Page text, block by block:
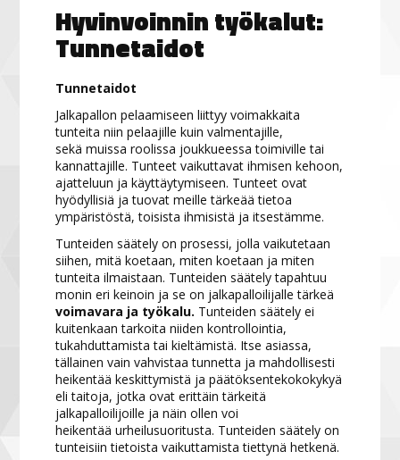
Hyvinvoinnin työkalut:
Tunnetaidot
Tunnetaidot
Jalkapallon pelaamiseen liittyy voimakkaita
tunteita niin pelaajille kuin valmentajille,
sekä muissa roolissa joukkueessa toimiville tai
kannattajille. Tunteet vaikuttavat ihmisen kehoon,
ajatteluun ja käyttäytymiseen. Tunteet ovat
hyödyllisiä ja tuovat meille tärkeää tietoa
ympäristöstä, toisista ihmisistä ja itsestämme.
Tunteiden säätely on prosessi, jolla vaikutetaan
siihen, mitä koetaan, miten koetaan ja miten
tunteita ilmaistaan. Tunteiden säätely tapahtuu
monin eri keinoin ja se on jalkapalloilijalle tärkeä
voimavara ja työkalu. Tunteiden säätely ei
kuitenkaan tarkoita niiden kontrollointia,
tukahduttamista tai kieltämistä. Itse asiassa,
tällainen vain vahvistaa tunnetta ja mahdollisesti
heikentää keskittymistä ja päätöksentekokokykyä
eli taitoja, jotka ovat erittäin tärkeitä
jalkapalloilijoille ja näin ollen voi
heikentää urheilusuoritusta. Tunteiden säätely on
tunteisiin tietoista vaikuttamista tiettynä hetkenä.